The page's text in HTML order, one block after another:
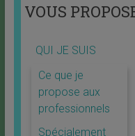
VOUS
QUI JE SUIS
Ce que je
propose aux
professionnels
Spécialement